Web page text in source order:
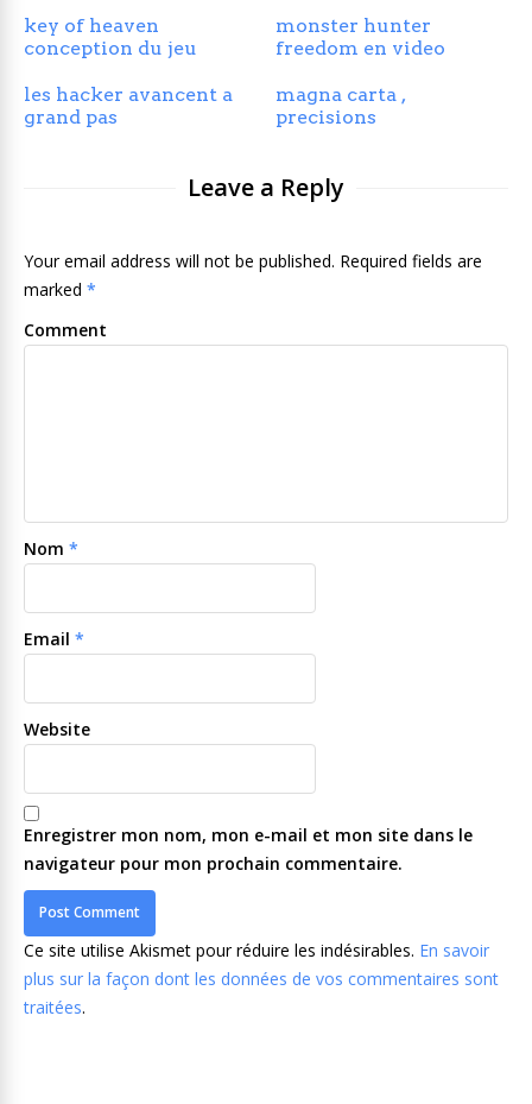
key of heaven
conception du jeu
monster hunter
freedom en video
les hacker avancent a
grand pas
magna carta ,
precisions
Leave a Reply
Your email address will not be published. Required fields are
marked *
Comment
Nom *
Email *
Website
Enregistrer mon nom, mon e-mail et mon site dans le
navigateur pour mon prochain commentaire.
Ce site utilise Akismet pour réduire les indésirables. En savoir
plus sur la façon dont les données de vos commentaires sont
traitées.